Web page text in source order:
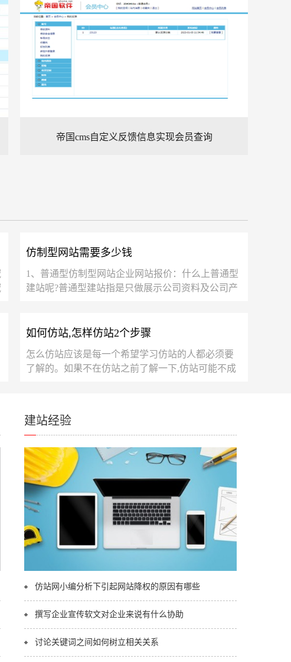
帝国cms自定义反馈信息实现会员查询
仿制型网站需要多少钱
1、普通型仿制型网站企业网站报价：什么上普通型
建站呢?普通型建站指是只做展示公司资料及公司产
如何仿站,怎样仿站2个步骤
怎么仿站应该是每一个希望学习仿站的人都必须要
了解的。如果不在仿站之前了解一下,仿站可能不成
建站经验
仿站网小编分析下引起网站降权的原因有哪些
撰写企业宣传软文对企业来说有什么协助
讨论关键词之间如何树立相关关系